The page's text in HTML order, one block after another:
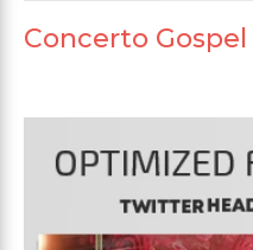
Concerto